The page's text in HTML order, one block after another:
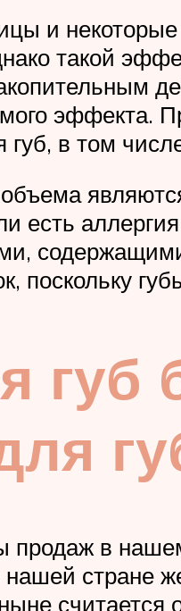
и
такой
эффекта.
губ, в том
есть
поскольку
губ
в нашем
стране